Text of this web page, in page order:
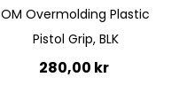
OM Overmolding Plastic
Pistol Grip, BLK
280,00 kr